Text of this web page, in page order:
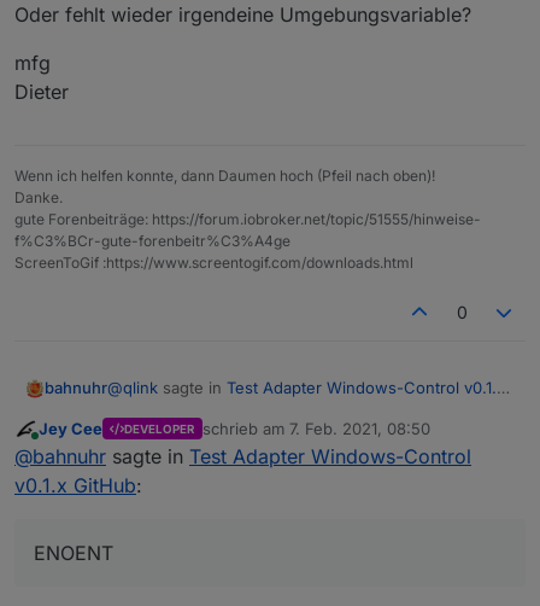
Oder fehlt wieder irgendeine Umgebungsvariable?
mfg
Dieter
Wenn ich helfen konnte, dann Daumen hoch (Pfeil nach oben)!
Danke.
gute Forenbeiträge: https://forum.iobroker.net/topic/51555/hinweise-
f%C3%BCr-gute-forenbeitr%C3%A4ge
ScreenToGif :https://www.screentogif.com/downloads.html
0
bahnuhr@qlink sagte in Test Adapter Windows-Control v0.1.x
@Mic @ Jey-Cee
entwickelt.
Als Fehlermeldung kommt:
Online
Jey Cee DEVELOPER schrieb am 7. Feb. 2021, 08:50
zuletzt editiert von
@bahnuhr sagte in Test Adapter Windows-Control
v0.1.x GitHub:
ENOENT